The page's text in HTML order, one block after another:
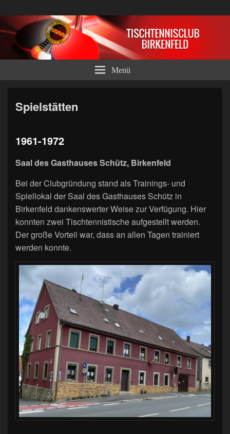
Tischtennisclub Birkenfeld e.V.
Menü
Spielstätten
1961-1972
Saal des Gasthauses Schütz, Birkenfeld
Bei der Clubgründung stand als Trainings- und
Spiellokal der Saal des Gasthauses Schütz in
Birkenfeld dankenswerter Weise zur Verfügung. Hier
konnten zwei Tischtennistische aufgestellt werden.
Der große Vorteil war, dass an allen Tagen trainiert
werden konnte.